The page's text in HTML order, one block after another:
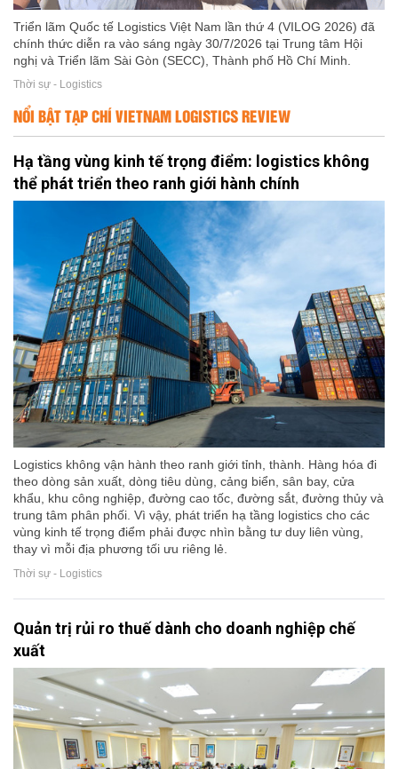
Triển lãm Quốc tế Logistics Việt Nam lần thứ 4 (VILOG 2026) đã
chính thức diễn ra vào sáng ngày 30/7/2026 tại Trung tâm Hội
nghị và Triển lãm Sài Gòn (SECC), Thành phố Hồ Chí Minh.
Thời sự - Logistics
NỔI BẬT TẠP CHÍ VIETNAM LOGISTICS REVIEW
Hạ tầng vùng kinh tế trọng điểm: logistics không
thể phát triển theo ranh giới hành chính
Logistics không vận hành theo ranh giới tỉnh, thành. Hàng hóa đi
theo dòng sản xuất, dòng tiêu dùng, cảng biển, sân bay, cửa
khẩu, khu công nghiệp, đường cao tốc, đường sắt, đường thủy và
trung tâm phân phối. Vì vậy, phát triển hạ tầng logistics cho các
vùng kinh tế trọng điểm phải được nhìn bằng tư duy liên vùng,
thay vì mỗi địa phương tối ưu riêng lẻ.
Thời sự - Logistics
Quản trị rủi ro thuế dành cho doanh nghiệp chế
xuất